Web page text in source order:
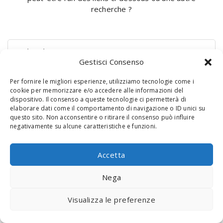
Gestisci Consenso
Per fornire le migliori esperienze, utilizziamo tecnologie come i
cookie per memorizzare e/o accedere alle informazioni del
dispositivo. Il consenso a queste tecnologie ci permetterà di
elaborare dati come il comportamento di navigazione o ID unici su
questo sito. Non acconsentire o ritirare il consenso può influire
negativamente su alcune caratteristiche e funzioni.
Accetta
Nega
Visualizza le preferenze
recherche ?
© 2020 Digital Touch Menu. Menu realizzato daInteractive
Minds